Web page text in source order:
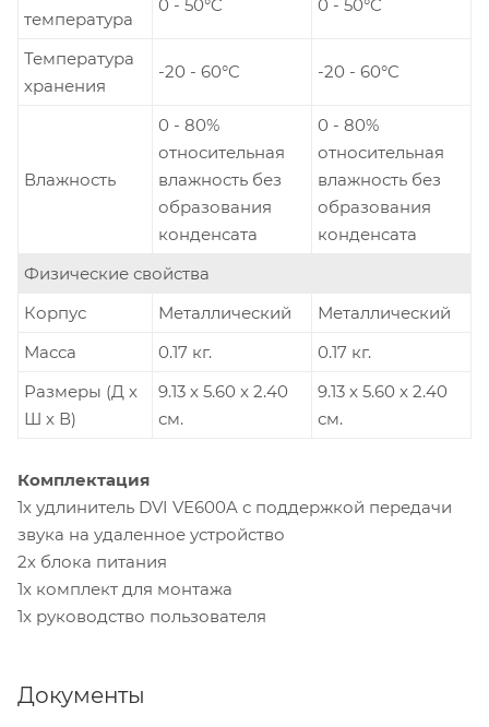
температура
0 - 50°C 0 - 50°C
Температура
хранения
-20 - 60°C -20 - 60°C
Влажность
0 - 80%
относительная
влажность без
образования
конденсата
0 - 80%
относительная
влажность без
образования
конденсата
Физические свойства
Корпус
Металлический
Металлический
Масса
0.17 кг.
0.17 кг.
Размеры (Д х
Ш х В)
9.13 x 5.60 x 2.40
см.
9.13 x 5.60 x 2.40
см.
Комплектация
1х удлинитель DVI VE600A с поддержкой передачи
звука на удаленное устройство
2х блока питания
1x комплект для монтажа
1x руководство пользователя
Документы